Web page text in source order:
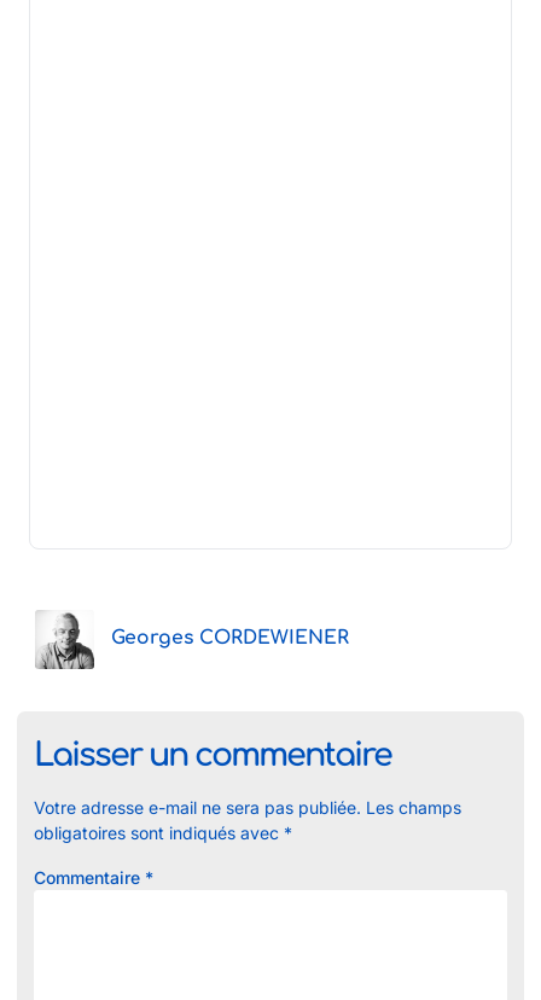
Georges CORDEWIENER
Laisser un commentaire
Votre adresse e-mail ne sera pas publiée. Les champs
obligatoires sont indiqués avec *
Commentaire *